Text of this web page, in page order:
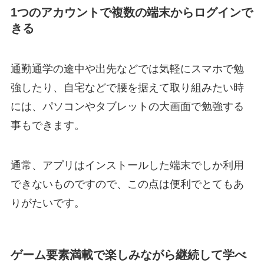
1つのアカウントで複数の端末からログインで
きる
通勤通学の途中や出先などでは気軽にスマホで勉
強したり、自宅などで腰を据えて取り組みたい時
には、パソコンやタブレットの大画面で勉強する
事もできます。
通常、アプリはインストールした端末でしか利用
できないものですので、この点は便利でとてもあ
りがたいです。
ゲーム要素満載で楽しみながら継続して学べ